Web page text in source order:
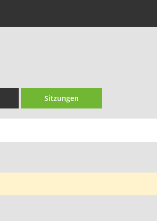
Sitzungen